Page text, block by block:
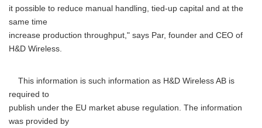
it possible to reduce manual handling, tied-up capital and at the
same time
increase production throughput," says Par, founder and CEO of
H&D Wireless.
This information is such information as H&D Wireless AB is
required to
publish under the EU market abuse regulation. The information
was provided by